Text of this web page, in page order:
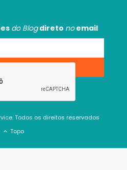
do Blogdireto noemail
Todos os direitos reservados
Topo